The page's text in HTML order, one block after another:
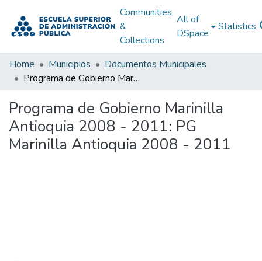
Communities
&
Collections
All of
DSpace
Statistics
Home Municipios
Documentos Municipales
Programa de Gobierno Marinilla Antioquia 2008 - 2011: PG Marinilla Antioquia 2008 - 2011
Programa de Gobierno Marinilla
Antioquia 2008 - 2011: PG
Marinilla Antioquia 2008 - 2011